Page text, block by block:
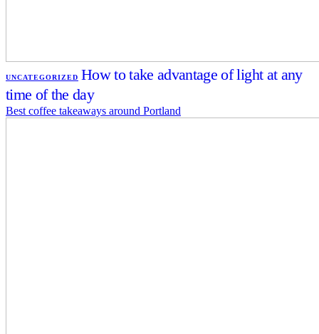
UNCATEGORIZED How to take advantage of light at any
time of the day
Best coffee takeaways around Portland